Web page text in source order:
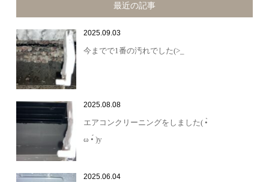
最近の記事
2025.09.03
今までで1番の汚れでした(>_
2025.08.08
エアコンクリーニングをしました( •̀
ω •́ )y
2025.06.04